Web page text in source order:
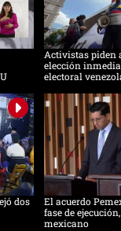
Activistas piden
elección
electoral
dos
El acuerdo
fase de
mexicano